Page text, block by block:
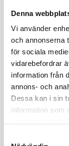
Denna
Vi använder
och annonserna
för sociala
vidarebefordrar
information från
annons- och
Dessa kan i sin
information som